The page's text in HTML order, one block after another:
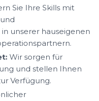
Sie Ihre Skills mit
unserer hauseigenen
Wir sorgen für
und stellen Ihnen
Verfügung.